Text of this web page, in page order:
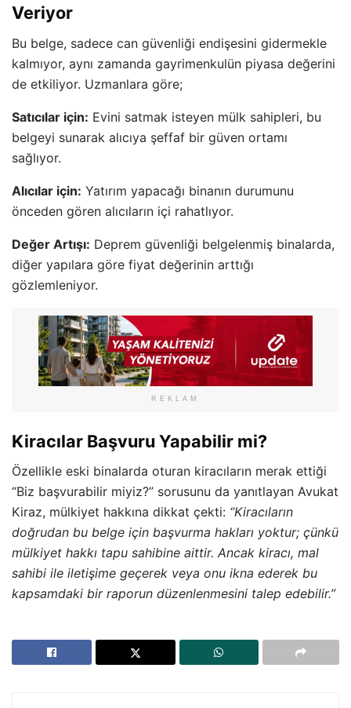
Veriyor
Bu belge, sadece can güvenliği endişesini gidermekle
kalmıyor, aynı zamanda gayrimenkulün piyasa değerini
de etkiliyor. Uzmanlara göre;
Satıcılar için: Evini satmak isteyen mülk sahipleri, bu
belgeyi sunarak alıcıya şeffaf bir güven ortamı
sağlıyor.
Alıcılar için: Yatırım yapacağı binanın durumunu
önceden gören alıcıların içi rahatlıyor.
Değer Artışı: Deprem güvenliği belgelenmiş binalarda,
diğer yapılara göre fiyat değerinin arttığı
gözlemleniyor.
REKLAM
Kiracılar Başvuru Yapabilir mi?
Özellikle eski binalarda oturan kiracıların merak ettiği
“Biz başvurabilir miyiz?” sorusunu da yanıtlayan Avukat
Kiraz, mülkiyet hakkına dikkat çekti: “Kiracıların
doğrudan bu belge için başvurma hakları yoktur; çünkü
mülkiyet hakkı tapu sahibine aittir. Ancak kiracı, mal
sahibi ile iletişime geçerek veya onu ikna ederek bu
kapsamdaki bir raporun düzenlenmesini talep edebilir.”